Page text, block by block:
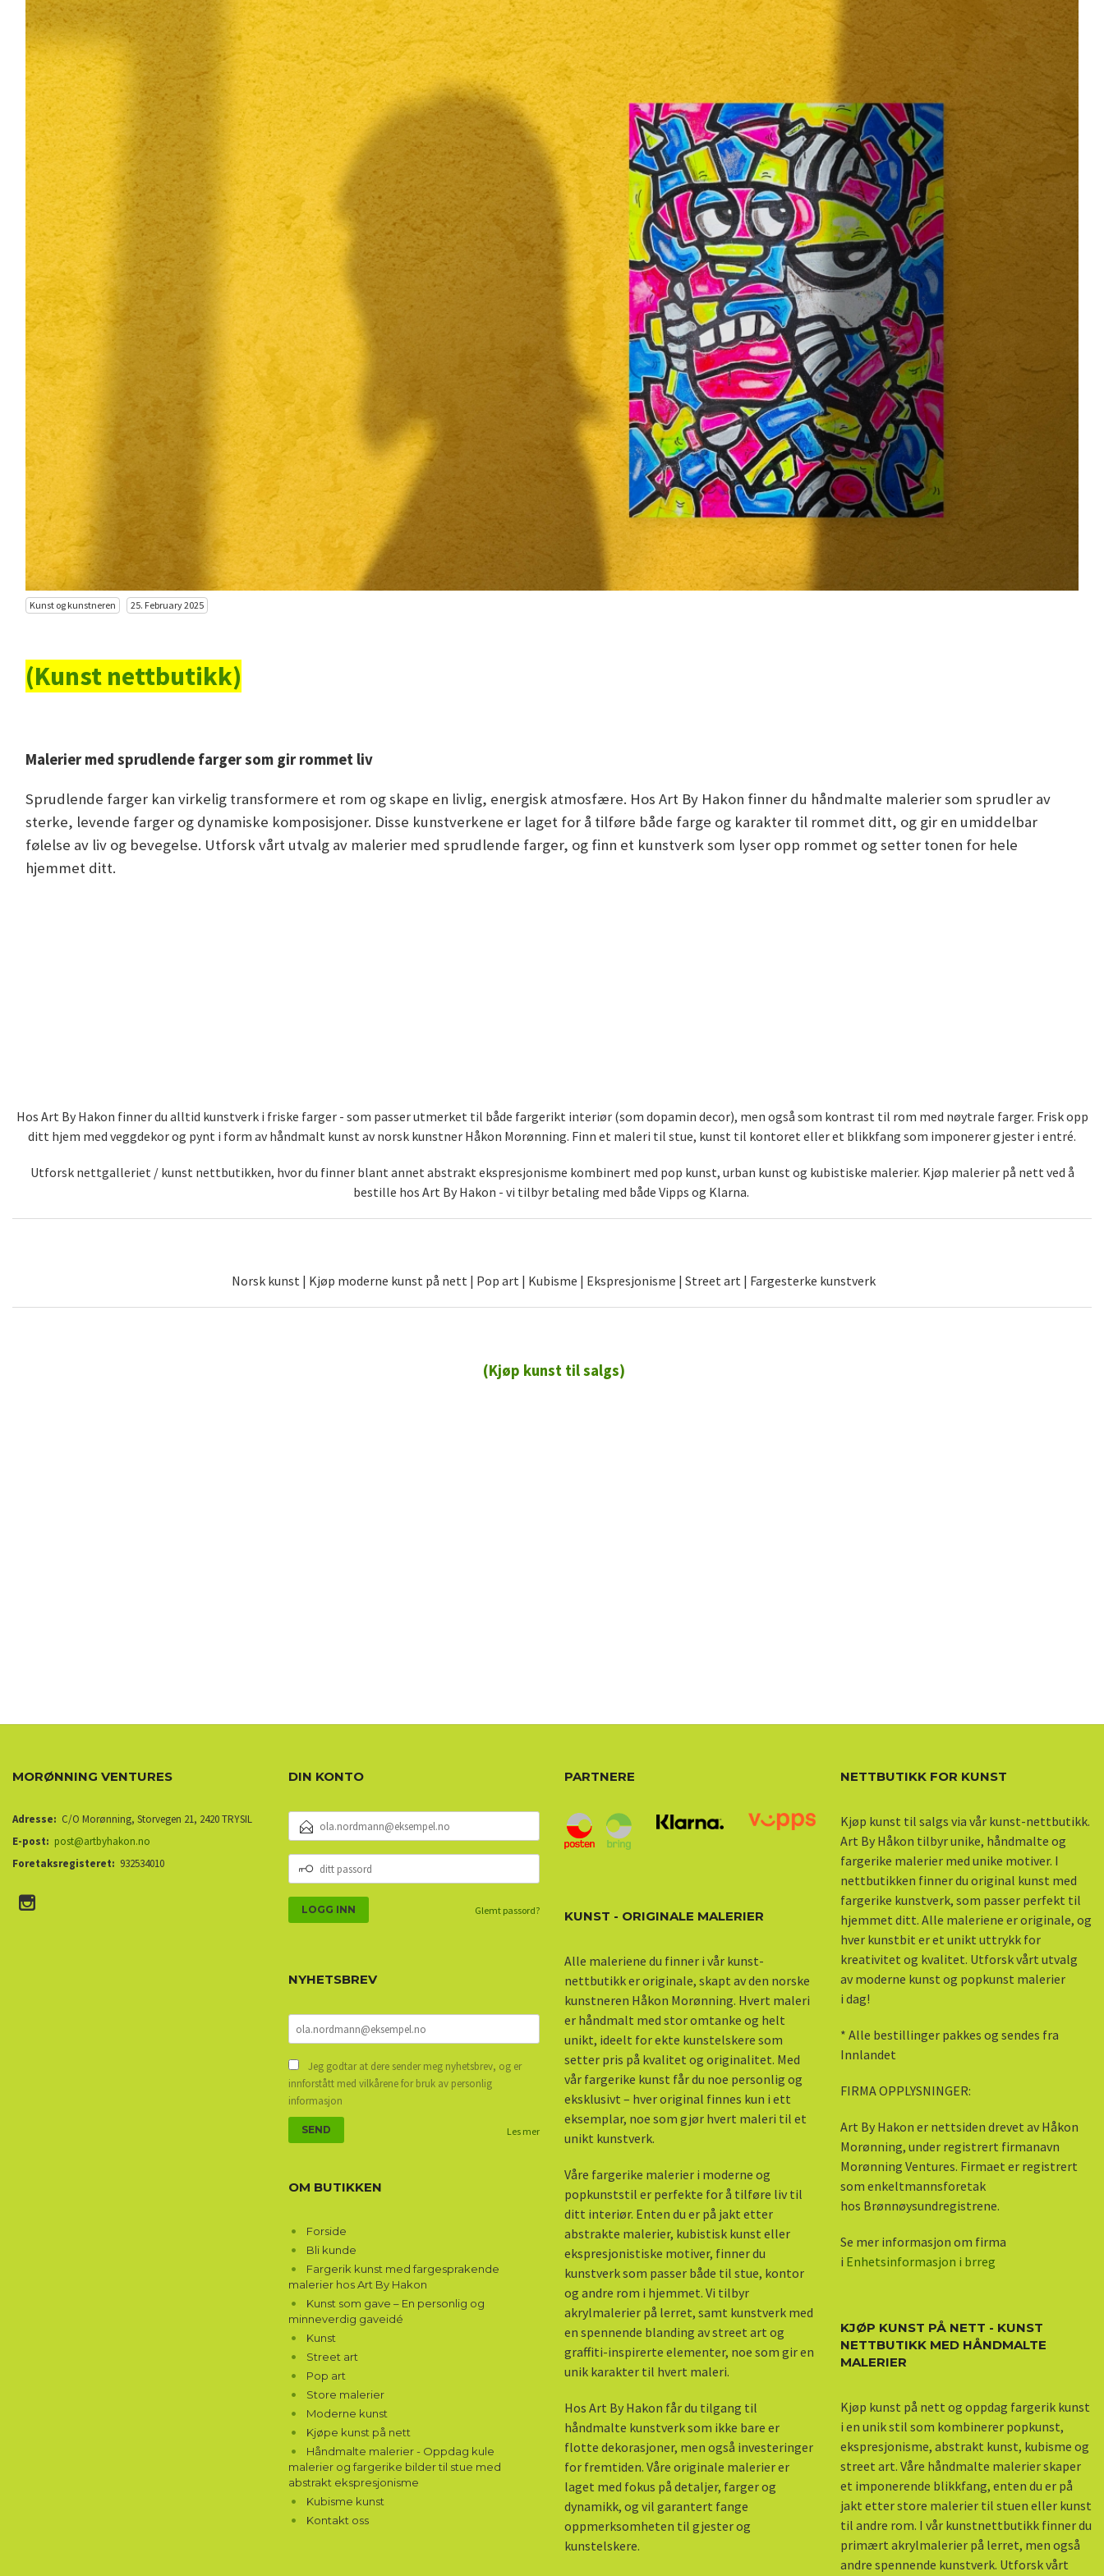
Kunst og kunstneren 25. February 2025
(Kunst nettbutikk)
Malerier med sprudlende farger som gir rommet liv
Sprudlende farger kan virkelig transformere et rom og skape en livlig, energisk atmosfære. Hos Art By Hakon finner du håndmalte malerier som sprudler av
sterke, levende farger og dynamiske komposisjoner. Disse kunstverkene er laget for å tilføre både farge og karakter til rommet ditt, og gir en umiddelbar
følelse av liv og bevegelse. Utforsk vårt utvalg av malerier med sprudlende farger, og finn et kunstverk som lyser opp rommet og setter tonen for hele
hjemmet ditt.
Hos Art By Hakon finner du alltid kunstverk i friske farger - som passer utmerket til både fargerikt interiør (som dopamin decor), men også som kontrast til rom med nøytrale farger. Frisk opp
ditt hjem med veggdekor og pynt i form av håndmalt kunst av norsk kunstner Håkon Morønning. Finn et maleri til stue, kunst til kontoret eller et blikkfang som imponerer gjester i entré.
Utforsk nettgalleriet / kunst nettbutikken, hvor du finner blant annet abstrakt ekspresjonisme kombinert med pop kunst, urban kunst og kubistiske malerier. Kjøp malerier på nett ved å
bestille hos Art By Hakon - vi tilbyr betaling med både Vipps og Klarna.
Norsk kunst | Kjøp moderne kunst på nett | Pop art | Kubisme | Ekspresjonisme | Street art | Fargesterke kunstverk
(Kjøp kunst til salgs)
MORØNNING VENTURES
Adresse: C/O Morønning, Storvegen 21, 2420 TRYSIL
E-post: post@artbyhakon.no
Foretaksregisteret: 932534010
DIN KONTO
POSTADRESSE
PASSORD
Glemt passord?
NYHETSBREV
Jeg godtar at dere sender meg nyhetsbrev, og er
innforstått med vilkårene for bruk av personlig
informasjon
Les mer
OM BUTIKKEN
Forside
Bli kunde
Fargerik kunst med fargesprakende
malerier hos Art By Hakon
Kunst som gave – En personlig og
minneverdig gaveidé
Kunst
Street art
Pop art
Store malerier
Moderne kunst
Kjøpe kunst på nett
Håndmalte malerier - Oppdag kule
malerier og fargerike bilder til stue med
abstrakt ekspresjonisme
Kubisme kunst
Kontakt oss
PARTNERE
KUNST - ORIGINALE MALERIER
Alle maleriene du finner i vår kunst-
nettbutikk er originale, skapt av den norske
kunstneren Håkon Morønning. Hvert maleri
er håndmalt med stor omtanke og helt
unikt, ideelt for ekte kunstelskere som
setter pris på kvalitet og originalitet. Med
vår fargerike kunst får du noe personlig og
eksklusivt – hver original finnes kun i ett
eksemplar, noe som gjør hvert maleri til et
unikt kunstverk.
Våre fargerike malerier i moderne og
popkunststil er perfekte for å tilføre liv til
ditt interiør. Enten du er på jakt etter
abstrakte malerier, kubistisk kunst eller
ekspresjonistiske motiver, finner du
kunstverk som passer både til stue, kontor
og andre rom i hjemmet. Vi tilbyr
akrylmalerier på lerret, samt kunstverk med
en spennende blanding av street art og
graffiti-inspirerte elementer, noe som gir en
unik karakter til hvert maleri.
Hos Art By Hakon får du tilgang til
håndmalte kunstverk som ikke bare er
flotte dekorasjoner, men også investeringer
for fremtiden. Våre originale malerier er
laget med fokus på detaljer, farger og
dynamikk, og vil garantert fange
oppmerksomheten til gjester og
kunstelskere.
NETTBUTIKK FOR KUNST
Kjøp kunst til salgs via vår kunst-nettbutikk.
Art By Håkon tilbyr unike, håndmalte og
fargerike malerier med unike motiver. I
nettbutikken finner du original kunst med
fargerike kunstverk, som passer perfekt til
hjemmet ditt. Alle maleriene er originale, og
hver kunstbit er et unikt uttrykk for
kreativitet og kvalitet. Utforsk vårt utvalg
av moderne kunst og popkunst malerier
i dag!
* Alle bestillinger pakkes og sendes fra
Innlandet
FIRMA OPPLYSNINGER:
Art By Hakon er nettsiden drevet av Håkon
Morønning, under registrert firmanavn
Morønning Ventures. Firmaet er registrert
som enkeltmannsforetak
hos Brønnøysundregistrene.
Se mer informasjon om firma
i Enhetsinformasjon i brreg
KJØP KUNST PÅ NETT - KUNST
NETTBUTIKK MED HÅNDMALTE
MALERIER
Kjøp kunst på nett og oppdag fargerik kunst
i en unik stil som kombinerer popkunst,
ekspresjonisme, abstrakt kunst, kubisme og
street art. Våre håndmalte malerier skaper
et imponerende blikkfang, enten du er på
jakt etter store malerier til stuen eller kunst
til andre rom. I vår kunstnettbutikk finner du
primært akrylmalerier på lerret, men også
andre spennende kunstverk. Utforsk vårt